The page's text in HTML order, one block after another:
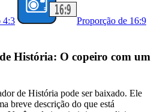
4:3 Proporção de 16:9
História: O copeiro com um
de História pode ser baixado. Ele
breve descrição do que está